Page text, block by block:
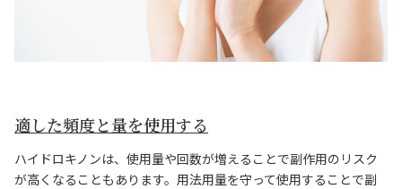
適した頻度と量を使用する
ハイドロキノンは、使用量や回数が増えることで副作用のリスク
が高くなることもあります。用法用量を守って使用することで副